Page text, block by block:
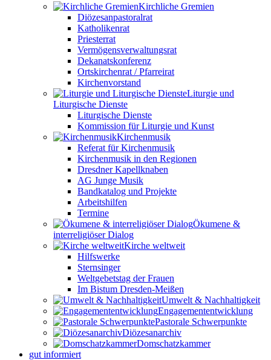
Kirchliche Gremien
Diözesanpastoralrat
Katholikenrat
Priesterrat
Vermögensverwaltungsrat
Dekanatskonferenz
Ortskirchenrat / Pfarreirat
Kirchenvorstand
Liturgie und
Liturgische Dienste
Liturgische Dienste
Kommission für Liturgie und Kunst
Kirchenmusik
Referat für Kirchenmusik
Kirchenmusik in den Regionen
Dresdner Kapellknaben
AG Junge Musik
Bandkatalog und Projekte
Arbeitshilfen
Termine
Ökumene &
interreligiöser Dialog
Kirche weltweit
Hilfswerke
Sternsinger
Weltgebetstag der Frauen
Im Bistum Dresden-Meißen
Umwelt & Nachhaltigkeit
Engagemententwicklung
Pastorale Schwerpunkte
Diözesanarchiv
Domschatzkammer
gut informiert